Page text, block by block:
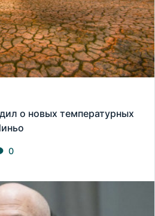
о новых температурных
0